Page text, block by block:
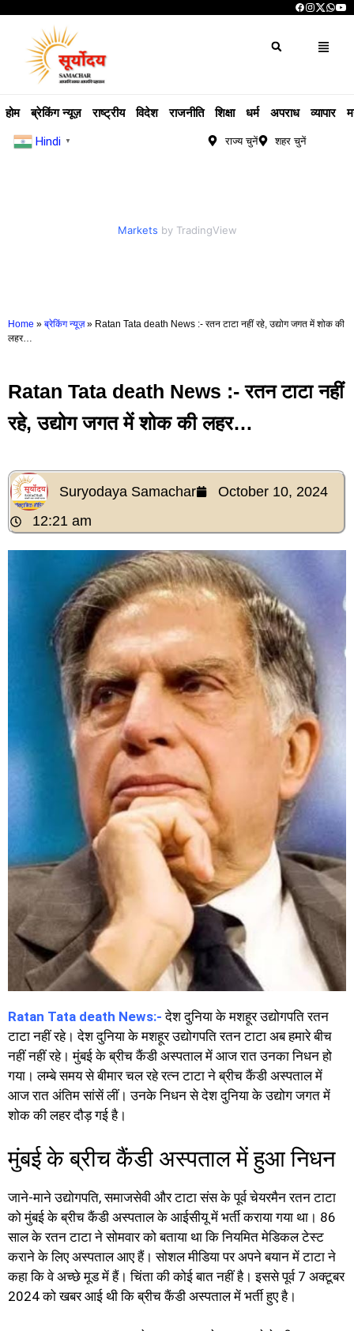
होम ब्रेकिंग न्यूज़ राष्ट्रीय विदेश राजनीति शिक्षा धर्म अपराध व्यापार
Hindi ▼ राज्य चुनें शहर चुनें
Markets by TradingView
Home » ब्रेकिंग न्यूज़ » Ratan Tata death News :- रतन टाटा नहीं रहे, उद्योग जगत में शोक की
लहर…
Ratan Tata death News :- रतन टाटा नहीं
रहे, उद्योग जगत में शोक की लहर…
Suryodaya Samachar
October 10, 2024
12:21 am
Ratan Tata death News:- देश दुनिया के मशहूर उद्योगपति रतन
टाटा नहीं रहे। देश दुनिया के मशहूर उद्योगपति रतन टाटा अब हमारे बीच
नहीं नहीं रहे। मुंबई के ब्रीच कैंडी अस्पताल में आज रात उनका निधन हो
गया। लम्बे समय से बीमार चल रहे रत्न टाटा ने ब्रीच कैंडी अस्पताल में
आज रात अंतिम सांसें लीं। उनके निधन से देश दुनिया के उद्योग जगत में
शोक की लहर दौड़ गई है।
मुंबई के ब्रीच कैंडी अस्पताल में हुआ निधन
जाने-माने उद्योगपति, समाजसेवी और टाटा संस के पूर्व चेयरमैन रतन टाटा
को मुंबई के ब्रीच कैंडी अस्पताल के आईसीयू में भर्ती कराया गया था। 86
साल के रतन टाटा ने सोमवार को बताया था कि नियमित मेडिकल टेस्ट
कराने के लिए अस्पताल आए हैं। सोशल मीडिया पर अपने बयान में टाटा ने
कहा कि वे अच्छे मूड में हैं। चिंता की कोई बात नहीं है। इससे पूर्व 7 अक्टूबर
2024 को खबर आई थी कि ब्रीच कैंडी अस्पताल में भर्ती हुए है।